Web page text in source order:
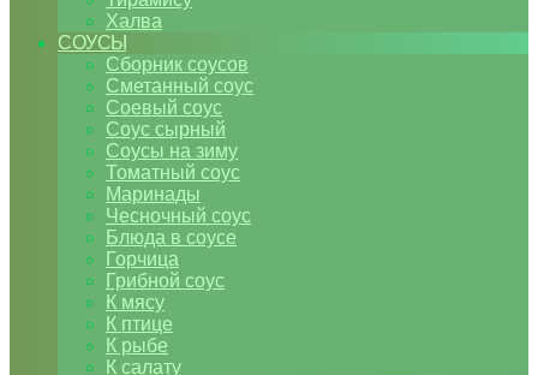
Халва
СОУСЫ
Сборник соусов
Сметанный соус
Соевый соус
Соус сырный
Соусы на зиму
Томатный соус
Маринады
Чесночный соус
Блюда в соусе
Горчица
Грибной соус
К мясу
К птице
К рыбе
К салату